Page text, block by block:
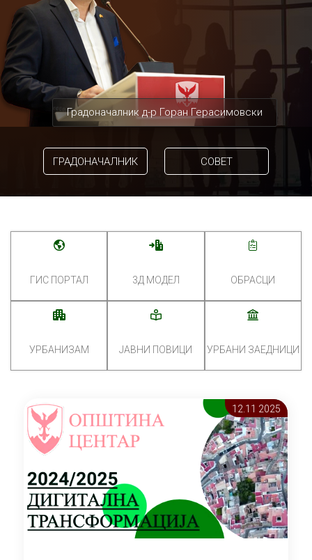
Градоначалник д-р Горан Герасимовски
ГРАДОНАЧАЛНИК СОВЕТ
ГИС ПОРТАЛ 3Д МОДЕЛ ОБРАСЦИ
УРБАНИЗАМ ЈАВНИ ПОВИЦИ УРБАНИ ЗАЕДНИЦИ
12.11 2025